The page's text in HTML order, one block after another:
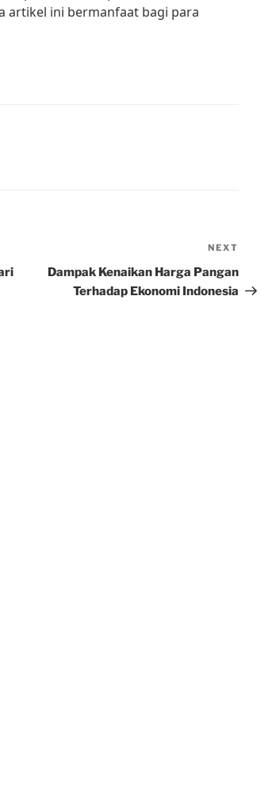
artikel ini bermanfaat bagi para
Post
NEXT
Dampak Kenaikan Harga Pangan
Terhadap Ekonomi Indonesia